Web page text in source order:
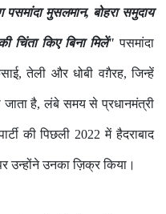
मुसलमान, बोहरा समुदाय
चिंता किए बिना मिलें" पसमांदा
तेली और धोबी वग़ैरह, जिन्हें
जाता है, लंबे समय से प्रधानमंत्री
की पिछली 2022 में हैदराबाद
उन्होंने उनका ज़िक्र किया।